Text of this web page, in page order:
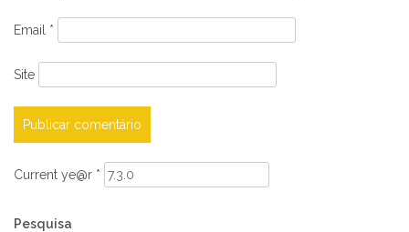
Email *
Site
Current ye@r *
Pesquisa